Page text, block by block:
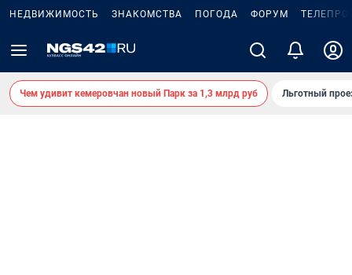
НЕДВИЖИМОСТЬ ЗНАКОМСТВА ПОГОДА ФОРУМ
Чем удивит кемеровчан новый Парк за 1,3 млрд руб Льготный